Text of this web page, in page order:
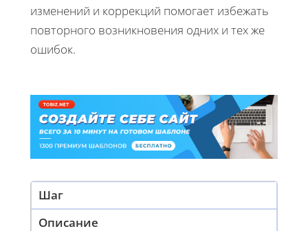
изменений и коррекций помогает избежать
повторного возникновения одних и тех же
ошибок.
Шаг
Описание